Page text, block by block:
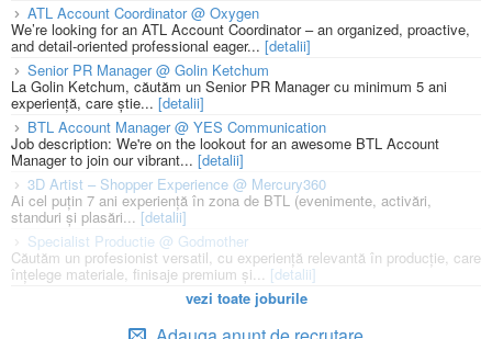
ATL Account Coordinator @ Oxygen
We’re looking for an ATL Account Coordinator – an organized, proactive,
and detail-oriented professional eager... [detalii]
Senior PR Manager @ Golin Ketchum
La Golin Ketchum, căutăm un Senior PR Manager cu minimum 5 ani
experiență, care știe... [detalii]
BTL Account Manager @ YES Communication
Job description: We're on the lookout for an awesome BTL Account
Manager to join our vibrant... [detalii]
3D Artist – Shopper Experience @ Mercury360
Ai cel puțin 7 ani experiență în zona de BTL (evenimente, activări,
standuri și plasări... [detalii]
Specialist Productie @ Godmother
Căutăm un profesionist versatil, cu experiență relevantă în producție, care
înțelege materiale, finisaje premium și... [detalii]
vezi toate joburile